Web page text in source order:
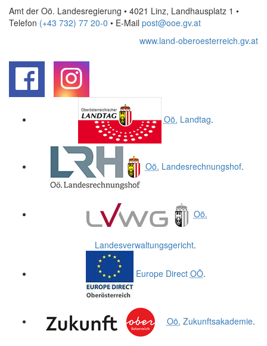
Amt der Oö. Landesregierung • 4021 Linz, Landhausplatz 1 •
Telefon (+43 732) 77 20-0 • E-Mail post@ooe.gv.at
www.land-oberoesterreich.gv.at
Oö. Landtag.
Oö. Landesrechnungshof.
Oö.
Landesverwaltungsgericht.
Europe Direct OÖ.
Oö. Zukunftsakademie.